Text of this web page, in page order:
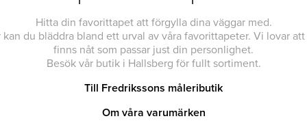
Hitta din favorittapet att förgylla dina väggar med.
kan du bläddra bland ett urval av våra favorittapeter. Vi lovar
finns nåt som passar just din personlighet.
Besök vår butik i Hallsberg för fullt sortiment.
Till Fredrikssons måleributik
Om våra varumärken